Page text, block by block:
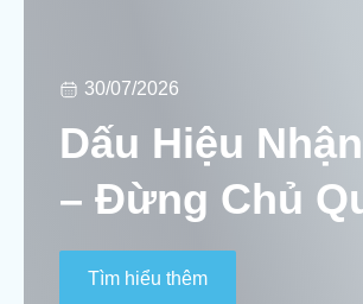
30/07/2026
Dấu Hiệu
– Đừng Chủ
Tìm hiểu thêm